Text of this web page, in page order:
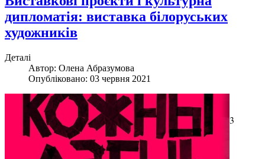
дипломатія: виставка білоруських
художників
Деталі
Автор: Олена Абразумова
Опубліковано: 03 червня 2021
3